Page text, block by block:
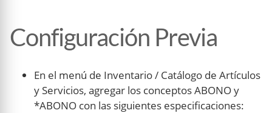
Configuración Previa
En el menú de Inventario / Catálogo de Artículos
y Servicios, agregar los conceptos ABONO y
*ABONO con las siguientes especificaciones: